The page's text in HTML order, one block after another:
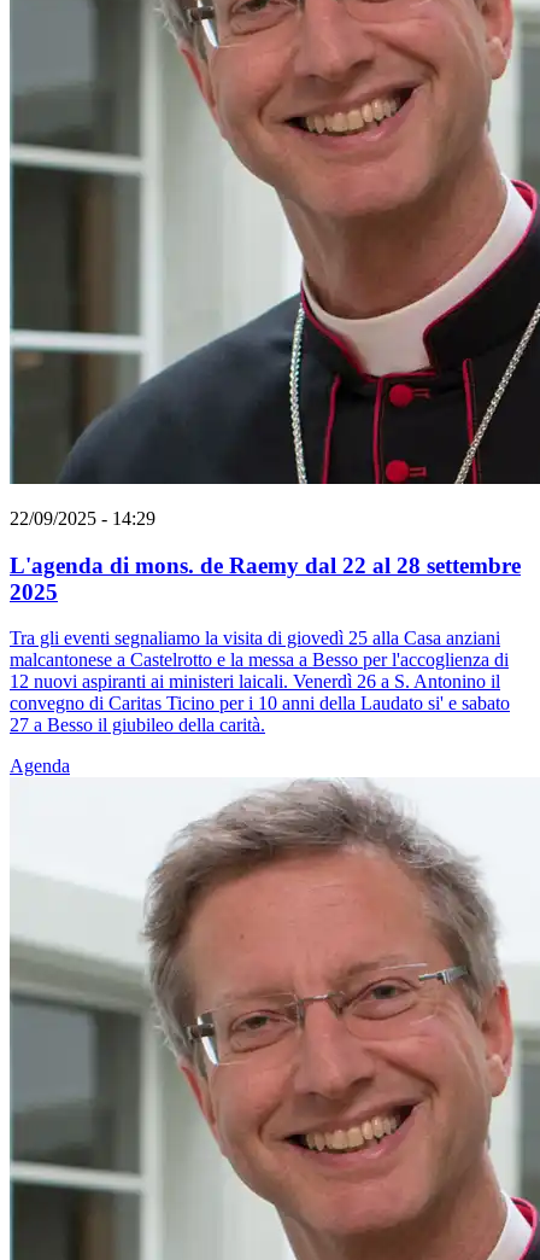
22/09/2025 - 14:29
L'agenda di mons. de Raemy dal 22 al 28 settembre
2025
Tra gli eventi segnaliamo la visita di giovedì 25 alla Casa anziani
malcantonese a Castelrotto e la messa a Besso per l'accoglienza di
12 nuovi aspiranti ai ministeri laicali. Venerdì 26 a S. Antonino il
convegno di Caritas Ticino per i 10 anni della Laudato si' e sabato
27 a Besso il giubileo della carità.
Agenda